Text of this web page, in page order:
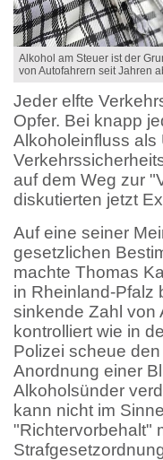
Alkohol am Steuer ist der
von Autofahrern seit Jahren
Jeder elfte
Opfer. Bei knapp
Alkoholeinfluss als
auf dem Weg zur
diskutierten jetzt
Auf eine seiner
gesetzlichen
machte Thomas
in Rheinland-Pfalz
sinkende Zahl von
kontrolliert wie in
Polizei scheue
Anordnung einer
Alkoholsünder
kann nicht im
"Richtervorbehalt"